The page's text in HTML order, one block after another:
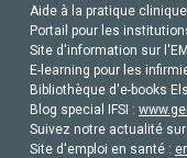
Aide à la pratique
Portail pour les
Site d'information sur
E-learning pour les
Bibliothèque d'e-books
Blog special IFSI :
Suivez notre actualité
Site d'emploi en santé :